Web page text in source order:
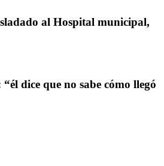
al Hospital municipal,
dice que no sabe cómo llegó